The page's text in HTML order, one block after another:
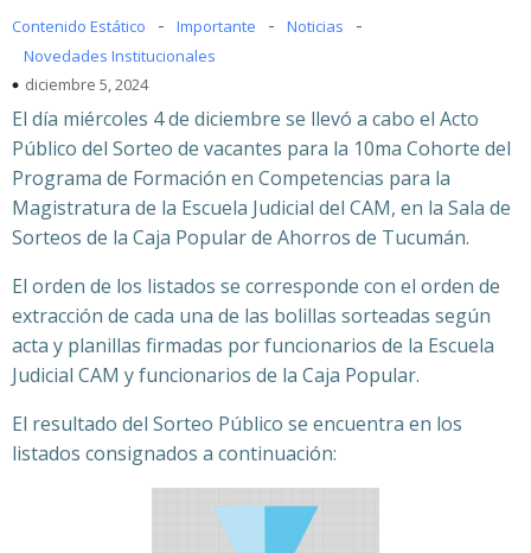
Contenido Estático - Importante - Noticias -
Novedades Institucionales
diciembre 5, 2024
El día miércoles 4 de diciembre se llevó a cabo el Acto
Público del Sorteo de vacantes para la 10ma Cohorte del
Programa de Formación en Competencias para la
Magistratura de la Escuela Judicial del CAM, en la Sala de
Sorteos de la Caja Popular de Ahorros de Tucumán.
El orden de los listados se corresponde con el orden de
extracción de cada una de las bolillas sorteadas según
acta y planillas firmadas por funcionarios de la Escuela
Judicial CAM y funcionarios de la Caja Popular.
El resultado del Sorteo Público se encuentra en los
listados consignados a continuación: